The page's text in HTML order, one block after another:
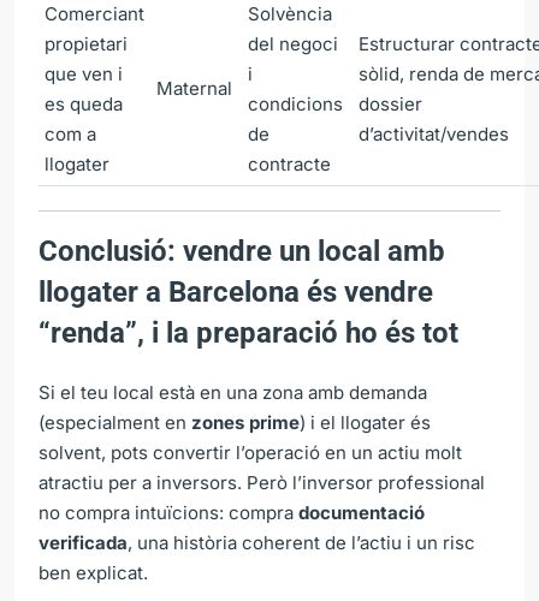
Comerciant
propietari
que ven i
es queda
com a
llogater
Maternal
Solvència
del negoci
i
condicions
de
contracte
Estructurar
sòlid, renda de
dossier
d’activitat/vendes
Conclusió: vendre un local amb
llogater a Barcelona és vendre
“renda”, i la preparació ho és tot
Si el teu local està en una zona amb demanda
(especialment en zones prime) i el llogater és
solvent, pots convertir l’operació en un actiu molt
atractiu per a inversors. Però l’inversor professional
no compra intuïcions: compra documentació
verificada, una història coherent de l’actiu i un risc
ben explicat.